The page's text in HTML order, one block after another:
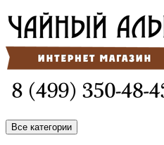
Все категории